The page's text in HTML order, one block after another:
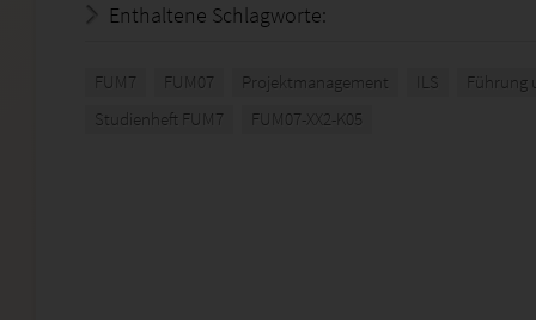
Enthaltene Schlagworte:
FUM7 FUM07 Projektmanagement ILS
Führung
Studienheft FUM7
FUM07-XX2-K05